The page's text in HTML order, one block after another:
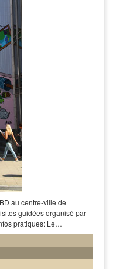
au centre-ville de
guidées organisé par
pratiques: Le…